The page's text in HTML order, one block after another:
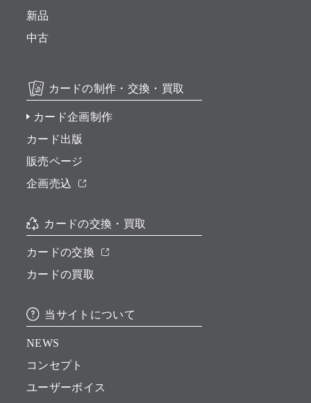
新品
中古
カードの制作・交換・買取
カード企画制作
カード出版
販売ページ
企画売込
カードの交換・買取
カードの交換
カードの買取
当サイトについて
NEWS
コンセプト
ユーザーボイス